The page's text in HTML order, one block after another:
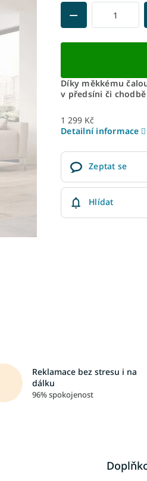
Díky měkkému
v předsíni či
1 299 Kč
Detailní informace
Zeptat se
Hlídat
Reklamace bez stresu i na
dálku
96% spokojenost